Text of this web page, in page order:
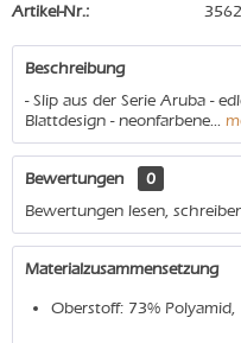
Artikel-Nr.:
Beschreibung
- Slip aus der Serie Aruba -
Blattdesign - neonfarbene...
Bewertungen
0
Bewertungen lesen,
Materialzusammensetzung
Oberstoff: 73%